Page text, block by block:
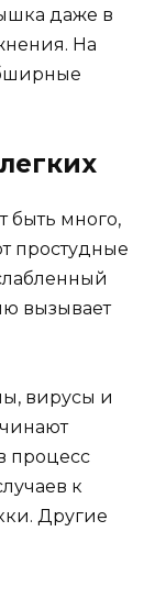
даже в
На
быть много,
простудные
вызывает
вирусы и
процесс
к
Другие